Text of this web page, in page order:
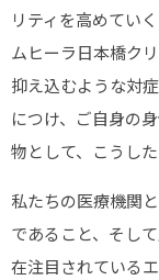
リティを高めてい
ムヒーラ日本橋ク
抑え込むような対
につけ、ご自身の
物として、こうし
私たちの医療機関
であること、そし
在注目されている